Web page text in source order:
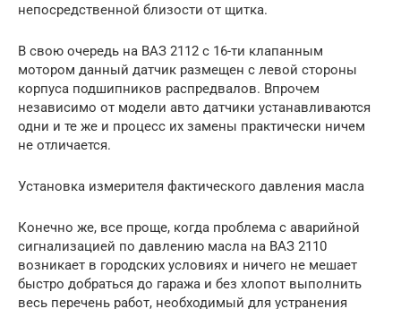
непосредственной близости от щитка.
В свою очередь на ВАЗ 2112 с 16-ти клапанным
мотором данный датчик размещен с левой стороны
корпуса подшипников распредвалов. Впрочем
независимо от модели авто датчики устанавливаются
одни и те же и процесс их замены практически ничем
не отличается.
Установка измерителя фактического давления масла
Конечно же, все проще, когда проблема с аварийной
сигнализацией по давлению масла на ВАЗ 2110
возникает в городских условиях и ничего не мешает
быстро добраться до гаража и без хлопот выполнить
весь перечень работ, необходимый для устранения